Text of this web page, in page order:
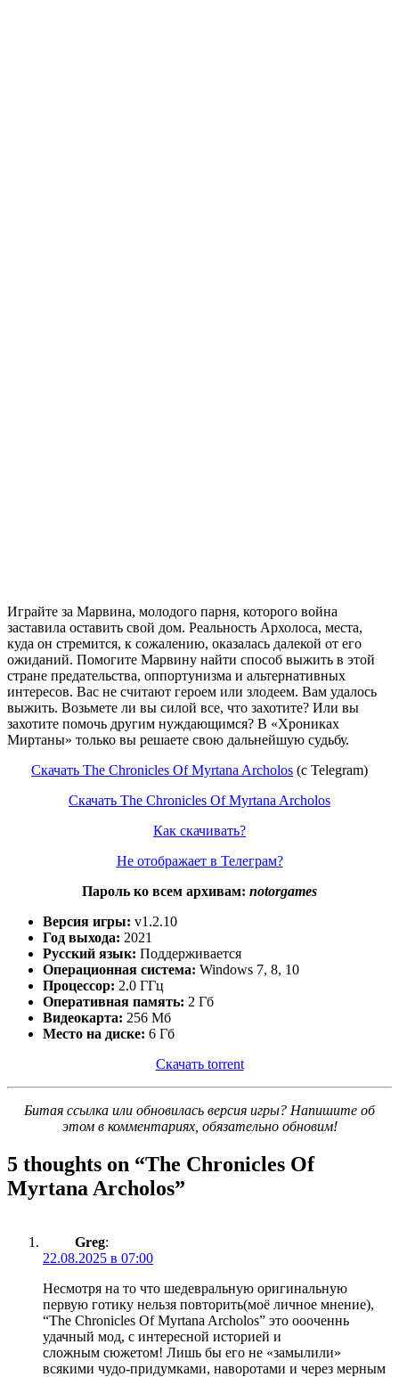
Играйте за Марвина, молодого парня, которого война
заставила оставить свой дом. Реальность Архолоса, места,
куда он стремится, к сожалению, оказалась далекой от его
ожиданий. Помогите Марвину найти способ выжить в этой
стране предательства, оппортунизма и альтернативных
интересов. Вас не считают героем или злодеем. Вам удалось
выжить. Возьмете ли вы силой все, что захотите? Или вы
захотите помочь другим нуждающимся? В «Хрониках
Миртаны» только вы решаете свою дальнейшую судьбу.
Скачать The Chronicles Of Myrtana Archolos (c Telegram)
Скачать The Chronicles Of Myrtana Archolos
Как скачивать?
Не отображает в Телеграм?
Пароль ко всем архивам: notorgames
Версия игры: v1.2.10
Год выхода: 2021
Русский язык: Поддерживается
Операционная система: Windows 7, 8, 10
Процессор: 2.0 ГГц
Оперативная память: 2 Гб
Видеокарта: 256 Мб
Место на диске: 6 Гб
Скачать torrent
Битая ссылка или обновилась версия игры? Напишите об
этом в комментариях, обязательно обновим!
5 thoughts on “The Chronicles Of
Myrtana Archolos”
Greg:
22.08.2025 в 07:00
Несмотря на то что шедевральную оригинальную
первую готику нельзя повторить(моё личное мнение),
“The Chronicles Of Myrtana Archolos” это оооченнь
удачный мод, с интересной историей и
сложным сюжетом! Лишь бы его не «замылили»
всякими чудо-придумками, наворотами и через мерным